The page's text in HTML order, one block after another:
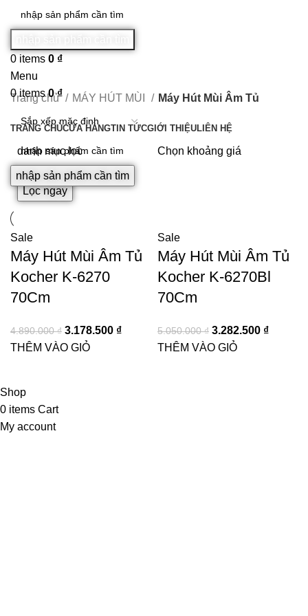
0 items 0 ₫
Menu
0items 0₫
TRANG CHỦCỬA HÀNGTIN TỨCGIỚI THIỆULIÊN HỆ
nhập sản phẩm cần tìm
Trang chủ MÁY HÚT MÙI Máy Hút Mùi Âm Tủ
danh mục lọc Chọn khoảng giá
Lọc ngay
Sale
Máy Hút Mùi Âm Tủ
Kocher K-6270
70Cm
4.890.000₫ 3.178.500 ₫
THÊM VÀO GIỎ
Sale
Máy Hút Mùi Âm Tủ
Kocher K-6270Bl
70Cm
5.050.000₫ 3.282.500 ₫
THÊM VÀO GIỎ
Shop
0 items Cart
My account